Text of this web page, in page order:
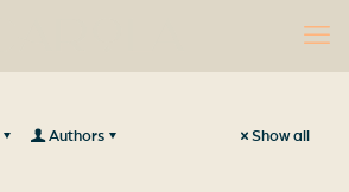
Authors Show all